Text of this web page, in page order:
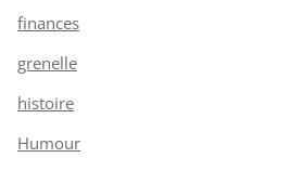
finances
grenelle
histoire
Humour